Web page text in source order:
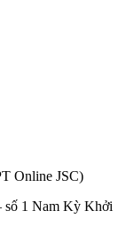
Online JSC)
số 1 Nam Kỳ Khởi